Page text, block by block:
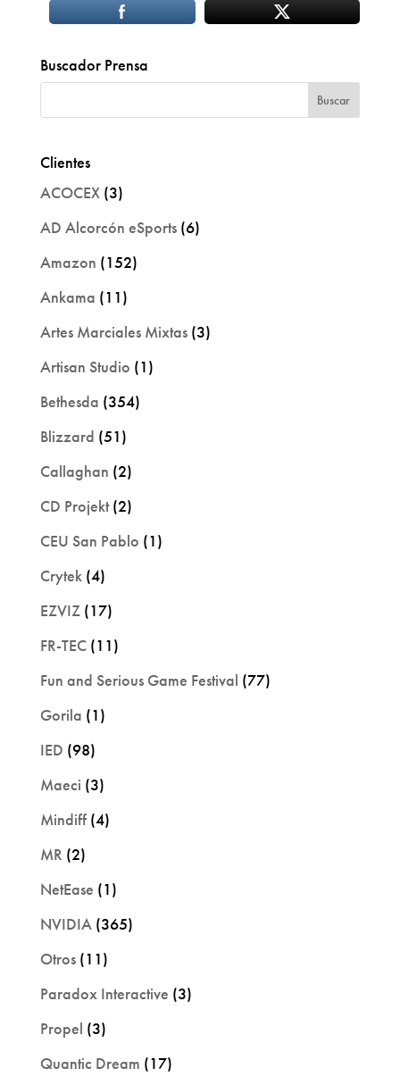
Buscador Prensa
Clientes
ACOCEX(3)
AD Alcorcón eSports(6)
Amazon (152)
Ankama (11)
Artes Marciales Mixtas(3)
Artisan Studio (1)
Bethesda (354)
Blizzard (51)
Callaghan (2)
CD Projekt(2)
CEU San Pablo (1)
Crytek(4)
EZVIZ(17)
FR-TEC(11)
Fun and Serious Game Festival (77)
Gorila (1)
IED (98)
Maeci (3)
Mindiff(4)
MR (2)
NetEase (1)
NVIDIA(365)
Otros(11)
Paradox Interactive (3)
Propel (3)
Quantic Dream (17)